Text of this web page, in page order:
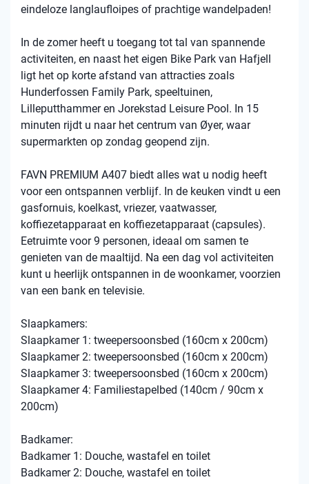
eindeloze langlaufloipes of prachtige wandelpaden!
In de zomer heeft u toegang tot tal van spannende
activiteiten, en naast het eigen Bike Park van Hafjell
ligt het op korte afstand van attracties zoals
Hunderfossen Family Park, speeltuinen,
Lilleputthammer en Jorekstad Leisure Pool. In 15
minuten rijdt u naar het centrum van Øyer, waar
supermarkten op zondag geopend zijn.
FAVN PREMIUM A407 biedt alles wat u nodig heeft
voor een ontspannen verblijf. In de keuken vindt u een
gasfornuis, koelkast, vriezer, vaatwasser,
koffiezetapparaat en koffiezetapparaat (capsules).
Eetruimte voor 9 personen, ideaal om samen te
genieten van de maaltijd. Na een dag vol activiteiten
kunt u heerlijk ontspannen in de woonkamer, voorzien
van een bank en televisie.
Slaapkamers:
Slaapkamer 1: tweepersoonsbed (160cm x 200cm)
Slaapkamer 2: tweepersoonsbed (160cm x 200cm)
Slaapkamer 3: tweepersoonsbed (160cm x 200cm)
Slaapkamer 4: Familiestapelbed (140cm / 90cm x
200cm)
Badkamer:
Badkamer 1: Douche, wastafel en toilet
Badkamer 2: Douche, wastafel en toilet